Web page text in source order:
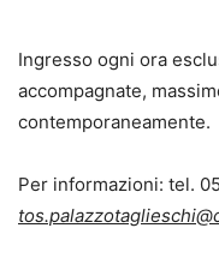
Ingresso ogni ora
accompagnate,
contemporaneamente.
Per informazioni: tel.